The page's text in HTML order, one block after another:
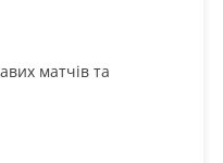
матчів та